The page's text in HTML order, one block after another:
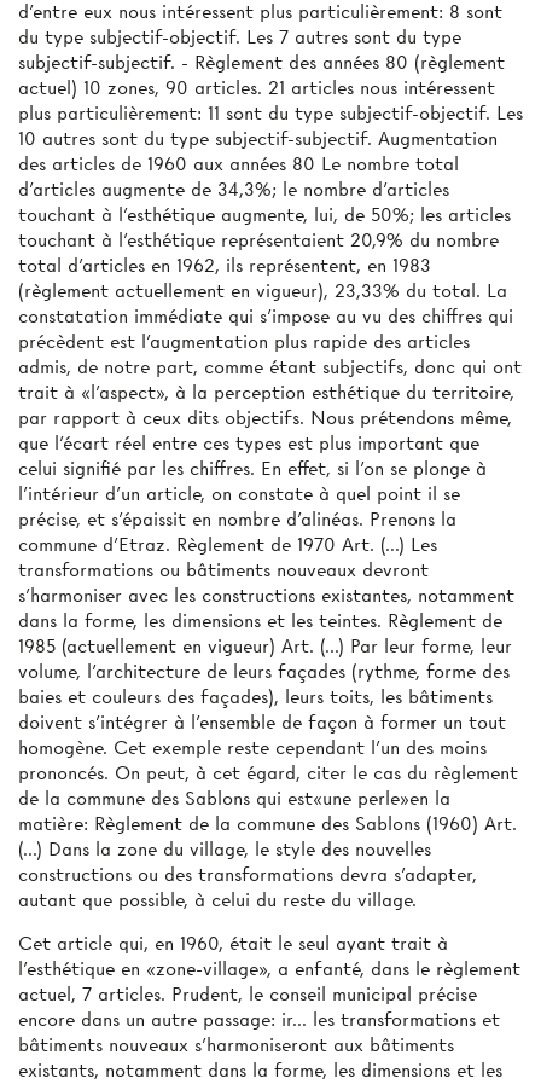
d'entre eux nous intéressent plus particulièrement: 8 sont
du type subjectif-objectif. Les 7 autres sont du type
subjectif-subjectif. - Règlement des années 80 (règlement
actuel) 10 zones, 90 articles. 21 articles nous intéressent
plus particulièrement: 11 sont du type subjectif-objectif. Les
10 autres sont du type subjectif-subjectif. Augmentation
des articles de 1960 aux années 80 Le nombre total
d'articles augmente de 34,3%; le nombre d'articles
touchant à l'esthétique augmente, lui, de 50%; les articles
touchant à l'esthétique représentaient 20,9% du nombre
total d'articles en 1962, ils représentent, en 1983
(règlement actuellement en vigueur), 23,33% du total. La
constatation immédiate qui s'impose au vu des chiffres qui
précèdent est l'augmentation plus rapide des articles
admis, de notre part, comme étant subjectifs, donc qui ont
trait à «l'aspect», à la perception esthétique du territoire,
par rapport à ceux dits objectifs. Nous prétendons même,
que l'écart réel entre ces types est plus important que
celui signifié par les chiffres. En effet, si l'on se plonge à
l'intérieur d'un article, on constate à quel point il se
précise, et s'épaissit en nombre d'alinéas. Prenons la
commune d'Etraz. Règlement de 1970 Art. (...) Les
transformations ou bâtiments nouveaux devront
s'harmoniser avec les constructions existantes, notamment
dans la forme, les dimensions et les teintes. Règlement de
1985 (actuellement en vigueur) Art. (...) Par leur forme, leur
volume, l'architecture de leurs façades (rythme, forme des
baies et couleurs des façades), leurs toits, les bâtiments
doivent s'intégrer à l'ensemble de façon à former un tout
homogène. Cet exemple reste cependant l'un des moins
prononcés. On peut, à cet égard, citer le cas du règlement
de la commune des Sablons qui est«une perle»en la
matière: Règlement de la commune des Sablons (1960) Art.
(...) Dans la zone du village, le style des nouvelles
constructions ou des transformations devra s'adapter,
autant que possible, à celui du reste du village.
Cet article qui, en 1960, était le seul ayant trait à
l'esthétique en «zone-village», a enfanté, dans le règlement
actuel, 7 articles. Prudent, le conseil municipal précise
encore dans un autre passage: ir... les transformations et
bâtiments nouveaux s'harmoniseront aux bâtiments
existants, notamment dans la forme, les dimensions et les